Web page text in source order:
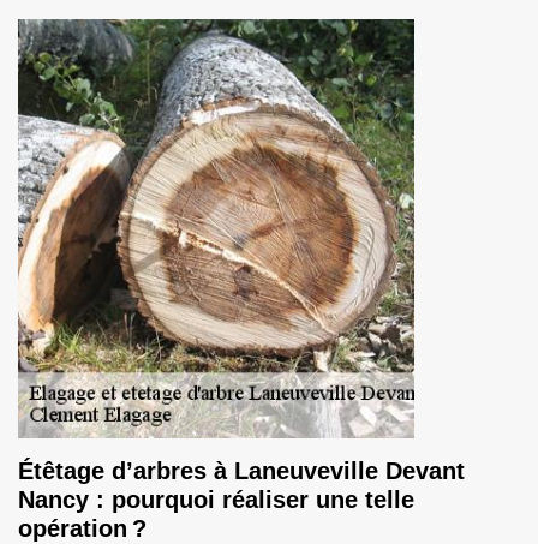
Étêtage d’arbres à Laneuveville Devant
Nancy : pourquoi réaliser une telle
opération ?